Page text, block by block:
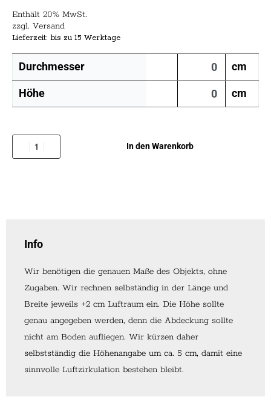
Enthält 20% MwSt.
zzgl. Versand
Lieferzeit: bis zu 15 Werktage
Durchmesser cm
Höhe cm
In den Warenkorb
Info
Wir benötigen die genauen Maße des Objekts, ohne
Zugaben. Wir rechnen selbständig in der Länge und
Breite jeweils +2 cm Luftraum ein. Die Höhe sollte
genau angegeben werden, denn die Abdeckung sollte
nicht am Boden aufliegen. Wir kürzen daher
selbstständig die Höhenangabe um ca. 5 cm, damit eine
sinnvolle Luftzirkulation bestehen bleibt.